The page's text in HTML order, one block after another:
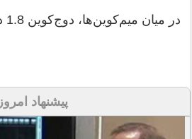
در میان میم‌کوین‌ها، دوج‌کوین 1.8 درصد افزایش یافت.
پیشنهاد امروز